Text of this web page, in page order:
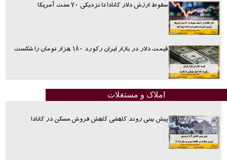
سقوط ارزش دلار کانادا تا نزدیکی ۷۰ سنت آمریکا
قیمت دلار در بازار ایران رکورد ۱۸۰ هزار تومان را شکست
املاک و مستغلات
پیش بینی روند کاهشی کاهش فروش مسکن در کانادا